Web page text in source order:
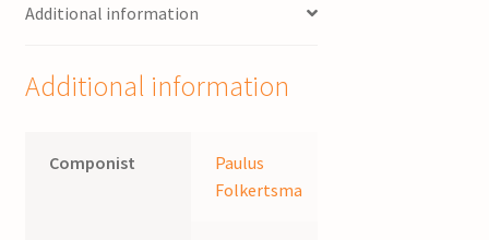
quantity
Additional information
Additional information
Componist
Paulus
Folkertsma